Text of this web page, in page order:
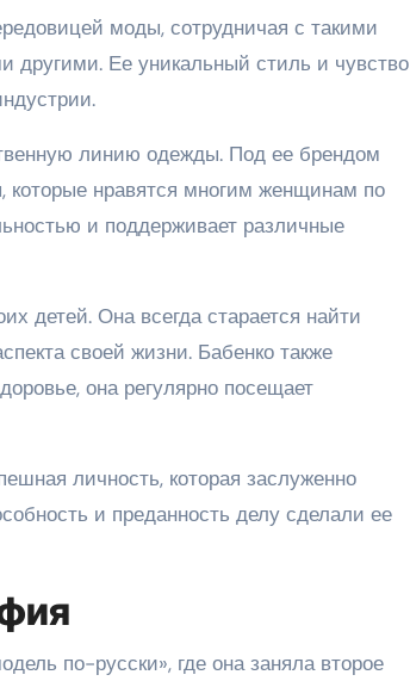
моды, сотрудничая с такими
Ее уникальный стиль и чувство
линию одежды. Под ее брендом
которые нравятся многим женщинам по
и поддерживает различные
детей. Она всегда старается найти
своей жизни. Бабенко также
она регулярно посещает
личность, которая заслуженно
и преданность делу сделали ее
по-русски», где она заняла второе